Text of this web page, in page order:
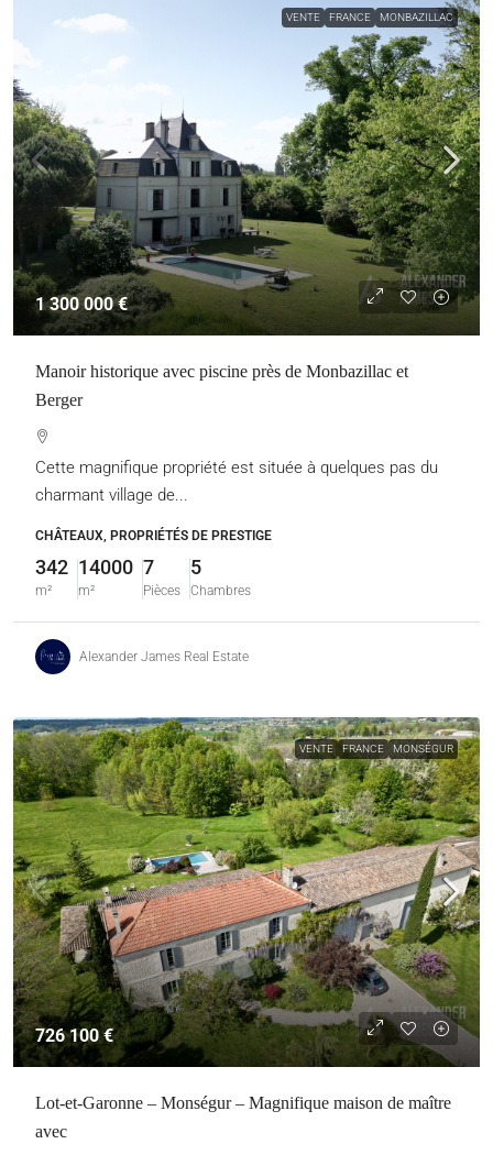
VENTE FRANCE MONBAZILLAC
1 300 000 €
Manoir historique avec piscine près de Monbazillac et
Berger
Cette magnifique propriété est située à quelques pas du
charmant village de...
CHÂTEAUX, PROPRIÉTÉS DE PRESTIGE
342
m²
14000
m²
7
Pièces
5
Chambres
Alexander James Real Estate
VENTE FRANCE MONSÉGUR
726 100 €
Lot-et-Garonne – Monségur – Magnifique maison de maître
avec